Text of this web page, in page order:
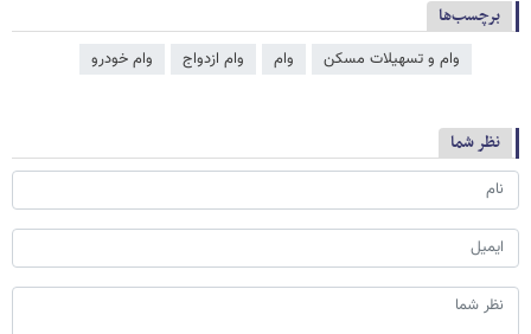
برچسب‌ها
وام و تسهیلات مسکن وام وام ازدواج وام خودرو
نظر شما